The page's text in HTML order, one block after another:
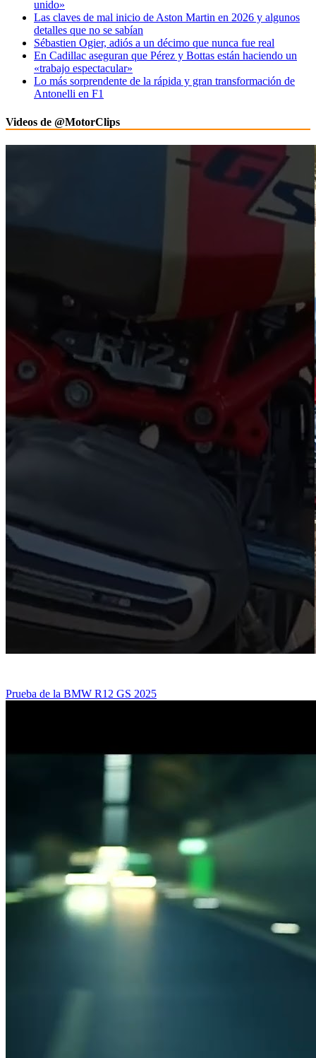
unido»
Las claves de mal inicio de Aston Martin en 2026 y algunos
detalles que no se sabían
Sébastien Ogier, adiós a un décimo que nunca fue real
En Cadillac aseguran que Pérez y Bottas están haciendo un
«trabajo espectacular»
Lo más sorprendente de la rápida y gran transformación de
Antonelli en F1
Videos de @MotorClips
Prueba de la BMW R12 GS 2025